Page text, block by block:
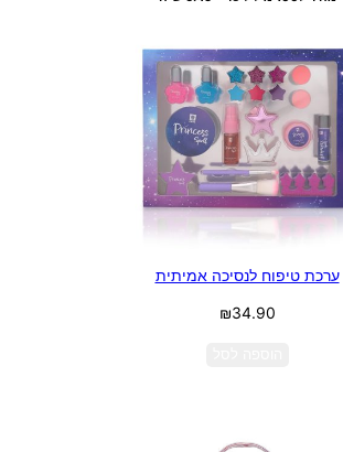
ערכת טיפוח לנסיכה אמיתית
₪34.90